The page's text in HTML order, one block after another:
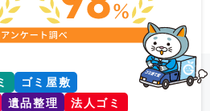
ゴミ屋敷
遺品整理 法人ゴミ